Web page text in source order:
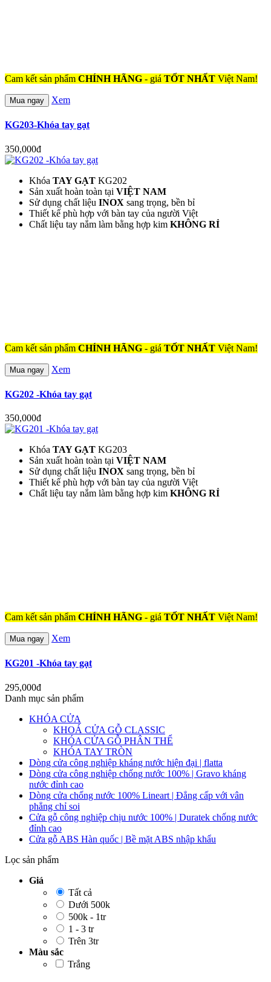
Cam kết sản phẩm CHÍNH HÃNG - giá TỐT NHẤT Việt Nam!
Mua ngay Xem
KG203-Khóa tay gạt
350,000đ
Khóa TAY GẠT KG202
Sản xuất hoàn toàn tại VIỆT NAM
Sử dụng chất liệu INOX sang trọng, bền bỉ
Thiết kế phù hợp với bàn tay của người Việt
Chất liệu tay nắm làm bằng hợp kim KHÔNG RỈ
Cam kết sản phẩm CHÍNH HÃNG - giá TỐT NHẤT Việt Nam!
Mua ngay Xem
KG202 -Khóa tay gạt
350,000đ
Khóa TAY GẠT KG203
Sản xuất hoàn toàn tại VIỆT NAM
Sử dụng chất liệu INOX sang trọng, bền bỉ
Thiết kế phù hợp với bàn tay của người Việt
Chất liệu tay nắm làm bằng hợp kim KHÔNG RỈ
Cam kết sản phẩm CHÍNH HÃNG - giá TỐT NHẤT Việt Nam!
Mua ngay Xem
KG201 -Khóa tay gạt
295,000đ
Danh mục sản phẩm
KHÓA CỬA
KHOÁ CỬA GỖ CLASSIC
KHÓA CỬA GỖ PHÂN THỂ
KHÓA TAY TRÒN
Dòng cửa công nghiệp kháng nước hiện đại | flatta
Dòng cửa công nghiệp chống nước 100% | Gravo kháng
nước đỉnh cao
Dòng cửa chống nước 100% Lineart | Đẳng cấp với vân
phẳng chỉ soi
Cửa gỗ công nghiệp chịu nước 100% | Duratek chống nước
đỉnh cao
Cửa gỗ ABS Hàn quốc | Bề mặt ABS nhập khẩu
Lọc sản phẩm
Giá
Tất cả
Dưới 500k
500k - 1tr
1 - 3 tr
Trên 3tr
Màu sắc
Trắng